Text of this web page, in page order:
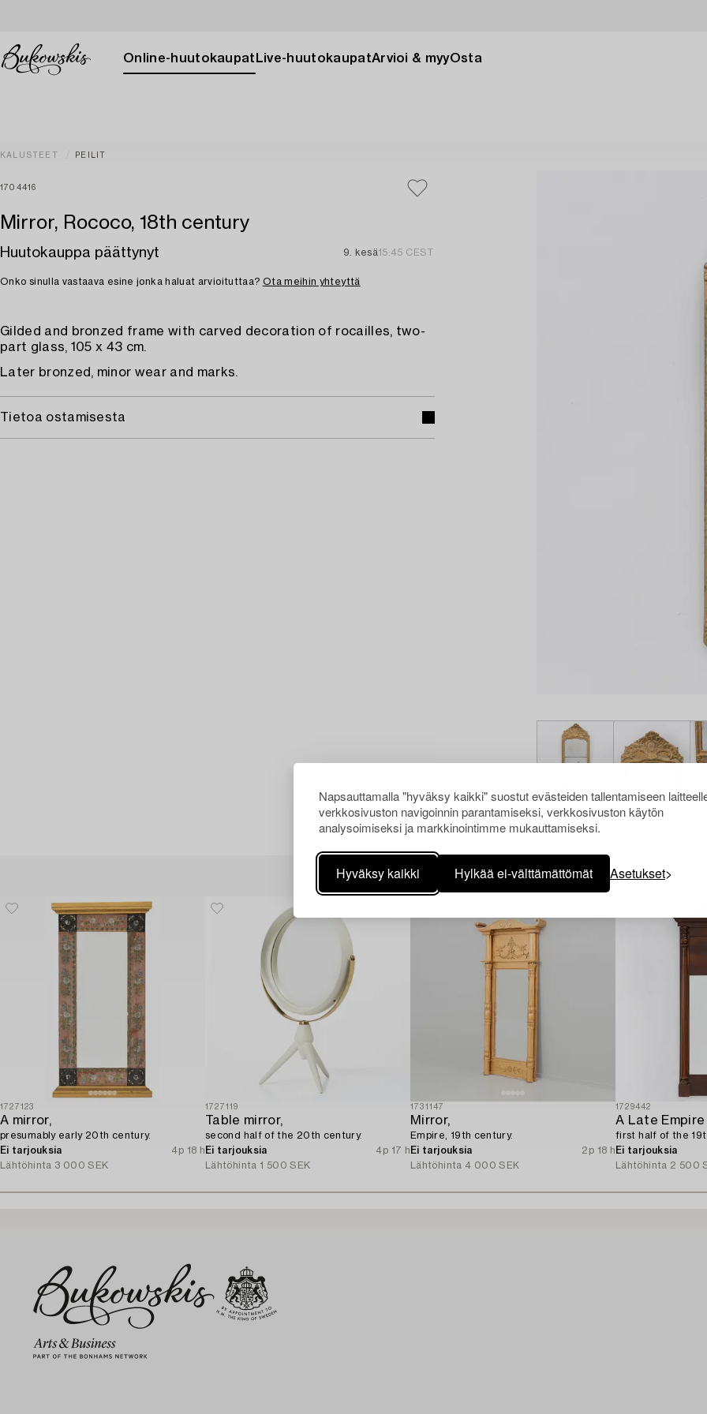
Napsauttamalla "hyväksy kaikki" suostut evästeiden tallentamiseen
verkkosivuston navigoinnin parantamiseksi, verkkosivuston käytön
analysoimiseksi ja markkinointimme mukauttamiseksi.
Hyväksy kaikki Hylkää ei-välttämättömät Asetukset
Online-huutokaupat Live-huutokaupatArvioi & myyOsta
KALUSTEET PEILIT
1704416
Mirror, Rococo, 18th century
Huutokauppa päättynyt 9. kesä15:45 CEST
Onko sinulla vastaava esine jonka haluat arvioituttaa? Ota meihin yhteyttä
Gilded and bronzed frame with carved decoration of rocailles, two-
part glass, 105 x 43 cm.
Later bronzed, minor wear and marks.
Tietoa ostamisesta
Muiden katsomia kohteita
1727123
A mirror,
presumably early 20th century.
Ei tarjouksia
4p 18 h
Lähtöhinta 3 000 SEK
1727119
Table mirror,
second half of the 20th century.
Ei tarjouksia
4p 17 h
Lähtöhinta 1 500 SEK
1731147
Mirror,
Empire, 19th century.
Ei tarjouksia
2p 18 h
Lähtöhinta 4 000 SEK
1729442
A Late Empire
first half of the
Ei tarjouksia
Lähtöhinta 2 500